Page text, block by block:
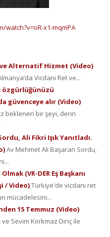
x1-mqmPA
ve Alternatif Hizmet (Video)
Vicdani Ret ve...
özgürlüğünüzü
güvenceye alır (Video)
beklenen bir şeyi, derin
Ali Fikri Işık Yanıtladı.
Av Mehmet Ali Başaran Sordu,
(VR-DER Eş Başkanı
/ Video)Türkiye'de vicdani ret
mücadelesini...
15 Temmuz (Video)
Sevim Korkmaz Dinç ile